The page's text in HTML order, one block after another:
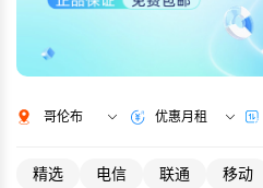
哥伦布 优惠月租
精选 电信 联通 移动